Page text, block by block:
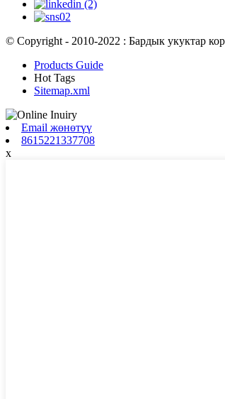
© Copyright - 2010-2022 : Бардык укуктар
Products Guide
Hot Tags
Sitemap.xml
Email жөнөтүү
8615221337708
x